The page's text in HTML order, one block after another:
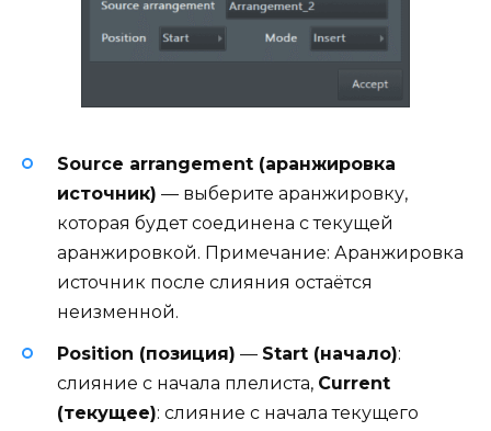
Source arrangement (аранжировка
источник) — выберите аранжировку,
которая будет соединена с текущей
аранжировкой. Примечание: Аранжировка
источник после слияния остаётся
неизменной.
Position (позиция) — Start (начало):
слияние с начала плелиста, Current
(текущее): слияние с начала текущего